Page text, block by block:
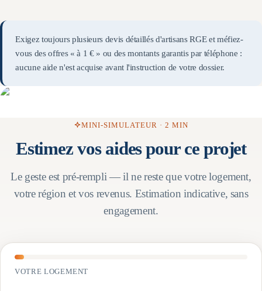
Exigez toujours plusieurs devis détaillés d'artisans RGE et méfiez-
vous des offres « à 1 € » ou des montants garantis par téléphone :
aucune aide n'est acquise avant l'instruction de votre dossier.
MINI-SIMULATEUR · 2 MIN
Estimez vos aides pour ce projet
Le geste est pré-rempli — il ne reste que votre logement,
votre région et vos revenus. Estimation indicative, sans
engagement.
VOTRE LOGEMENT